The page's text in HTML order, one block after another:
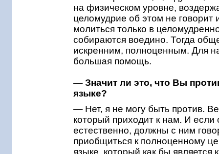
на физическом уровне,
целомудрие об этом не говорит
молиться только в
собираются воедино. Тогда
искренним, полноценным. Для
большая помощь.
— Значит ли это, что Вы
языке?
— Нет, я не могу быть против.
который приходит к нам. И
естественно, должны с ним
приобщиться к полноценному
языке, который как бы